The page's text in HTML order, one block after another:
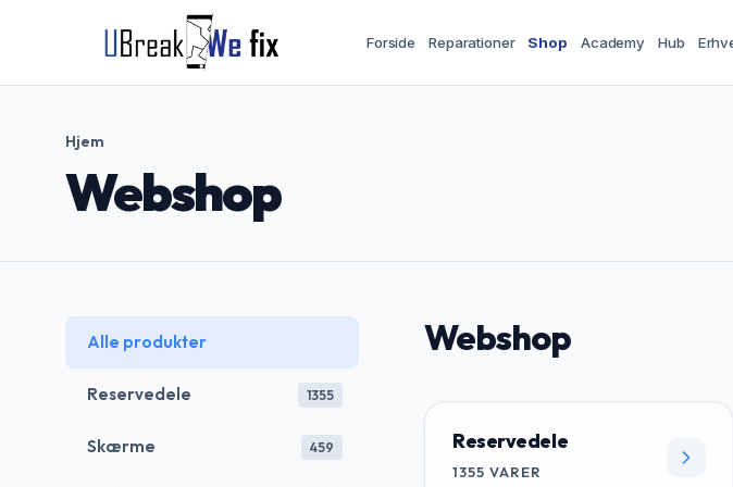
Forside Reparationer Shop Academy Hub
Hjem
Webshop
Alle produkter
Reservedele 1355
Skærme 459
Webshop
Reservedele
1355 VARER